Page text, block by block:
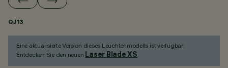
QJ13
Eine aktualisierte Version dieses Leuchtenmodells ist verfügbar:
Entdecken Sie den neuen Laser Blade XS.